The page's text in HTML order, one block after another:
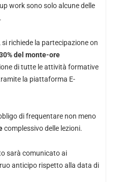
work sono solo alcune delle
si richiede la partecipazione on
del monte-ore
di tutte le attività formative
la piattaforma E-
di frequentare non meno
complessivo delle lezioni.
sarà comunicato ai
anticipo rispetto alla data di